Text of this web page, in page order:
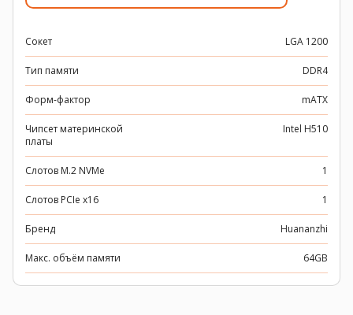
Сокет LGA 1200
Тип памяти DDR4
Форм-фактор mATX
Чипсет материнской
платы
Intel H510
Слотов M.2 NVMe 1
Слотов PCIe x16 1
Бренд Huananzhi
Макс. объём памяти 64GB